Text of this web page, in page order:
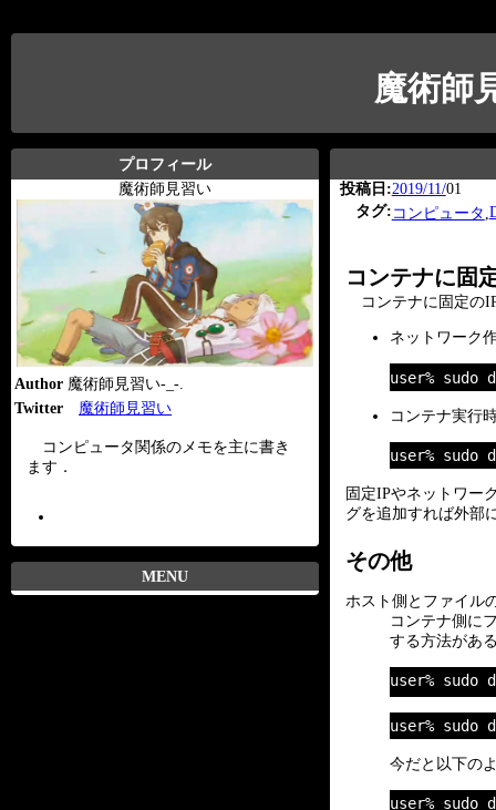
魔術師
プロフィール
魔術師見習い
Author 魔術師見習い-_-.
Twitter
魔術師見習い
コンピュータ関係のメモを主に書き
ます．
MENU
投稿日:2019/11/01
タグ: コンピュータ
コンテナに固
コンテナに固定の
ネットワーク
user% sudo
コンテナ実行
user%
固定IPやネットワー
グを追加すれば外部
その他
ホスト側とファイル
コンテナ側に
する方法があ
user% sudo
user% sudo
今だと以下の
user% sudo